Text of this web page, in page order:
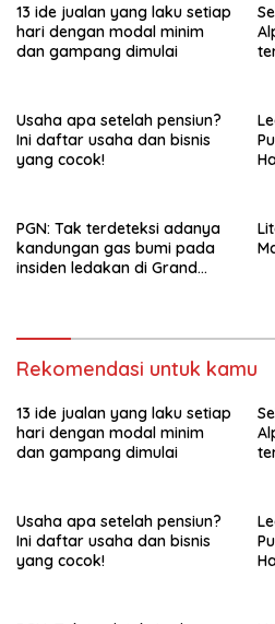
13 ide jualan yang laku setiap
hari dengan modal minim
dan gampang dimulai
Usaha apa setelah pensiun?
Ini daftar usaha dan bisnis
yang cocok!
PGN: Tak terdeteksi adanya
kandungan gas bumi pada
insiden ledakan di Grand
Rekomendasi untuk kamu
13 ide jualan yang laku setiap
hari dengan modal minim
dan gampang dimulai
Usaha apa setelah pensiun?
Ini daftar usaha dan bisnis
yang cocok!